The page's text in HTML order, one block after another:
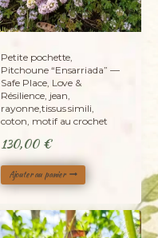
Petite pochette,
Pitchoune “Ensarriada” —
Safe Place, Love &
Résilience, jean,
rayonne,tissus simili,
coton, motif au crochet
130,00 €
Ajouter au panier